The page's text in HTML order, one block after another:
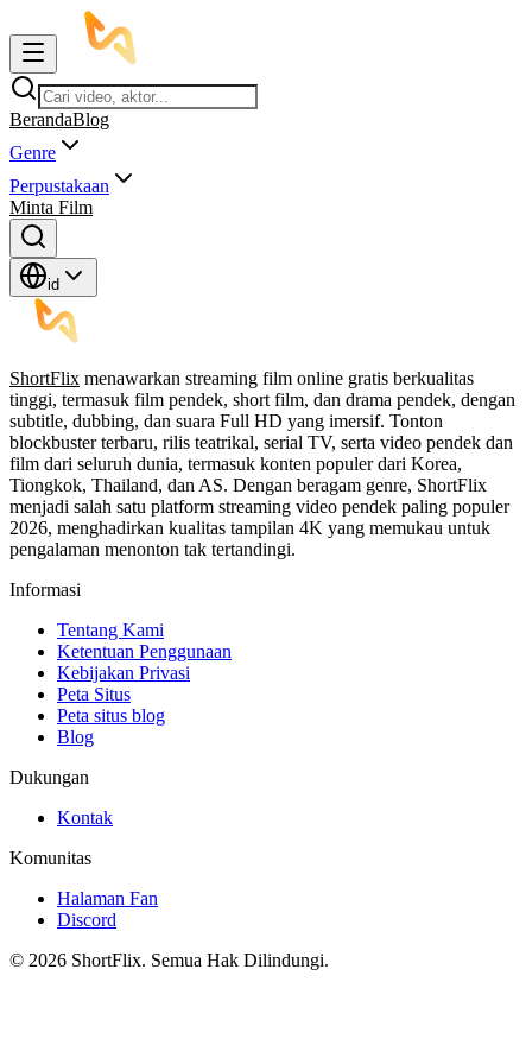
BerandaBlog
Genre
Perpustakaan
Minta Film
id
ShortFlix menawarkan streaming film online gratis berkualitas
tinggi, termasuk film pendek, short film, dan drama pendek, dengan
subtitle, dubbing, dan suara Full HD yang imersif. Tonton
blockbuster terbaru, rilis teatrikal, serial TV, serta video pendek dan
film dari seluruh dunia, termasuk konten populer dari Korea,
Tiongkok, Thailand, dan AS. Dengan beragam genre, ShortFlix
menjadi salah satu platform streaming video pendek paling populer
2026, menghadirkan kualitas tampilan 4K yang memukau untuk
pengalaman menonton tak tertandingi.
Informasi
Tentang Kami
Ketentuan Penggunaan
Kebijakan Privasi
Peta Situs
Peta situs blog
Blog
Dukungan
Kontak
Komunitas
Halaman Fan
Discord
© 2026 ShortFlix. Semua Hak Dilindungi.